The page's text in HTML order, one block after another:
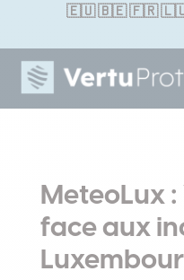
🇪🇺🇧🇪 🇫🇷
MeteoLux
face aux